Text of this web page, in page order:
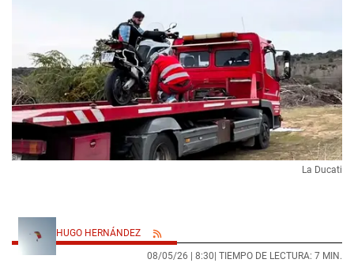
La Ducati
HUGO HERNÁNDEZ
08/05/26 | 8:30 | TIEMPO DE LECTURA: 7 MIN.